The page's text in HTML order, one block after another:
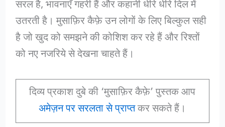
सरल है, भावनाएँ गहरी हैं और कहानी धीरे धीरे दिल में
उतरती है। मुसाफ़िर कैफ़े उन लोगों के लिए बिल्कुल सही
है जो खुद को समझने की कोशिश कर रहे हैं और रिश्तों
को नए नजरिये से देखना चाहते हैं।
दिव्य प्रकाश दुबे की ‘मुसाफ़िर कैफ़े’ पुस्तक आप
अमेज़न पर सरलता से प्राप्तकर सकते हैं।